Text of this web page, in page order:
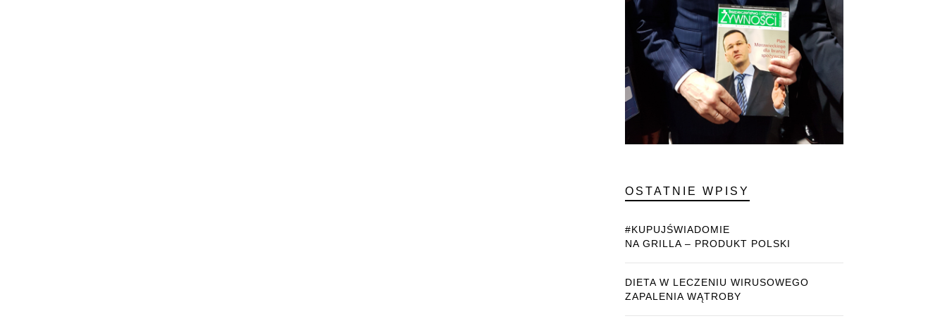
OSTATNIE WPISY
#KUPUJŚWIADOMIE
NA GRILLA – PRODUKT POLSKI
DIETA W LECZENIU WIRUSOWEGO
ZAPALENIA WĄTROBY